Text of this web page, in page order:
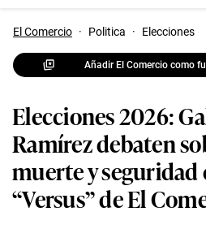
El Comercio · Politica · Elecciones
Añadir El Comercio como
Elecciones 2026:
Ramírez debaten
muerte y seguridad
“Versus” de El